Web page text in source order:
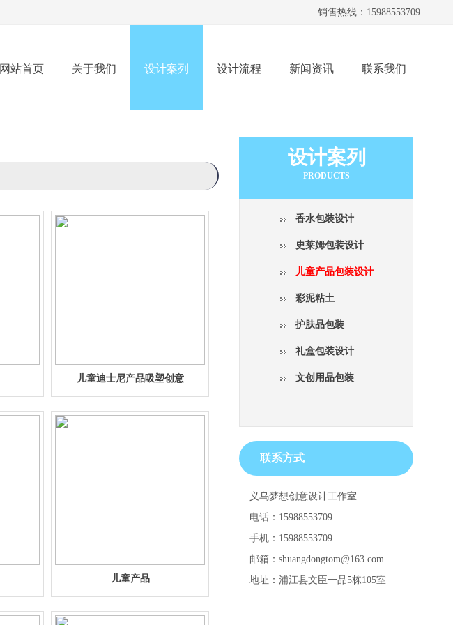
销售热线：15988553709
网站首页 关于我们 设计案列 设计流程 新闻资讯 联系我们
儿童迪士尼产品吸塑创意
儿童产品
设计案列
PRODUCTS
香水包装设计
史莱姆包装设计
儿童产品包装设计
彩泥粘土
护肤品包装
礼盒包装设计
文创用品包装
联系方式
义乌梦想创意设计工作室
电话：15988553709
手机：15988553709
邮箱：shuangdongtom@163.com
地址：浦江县文臣一品5栋105室